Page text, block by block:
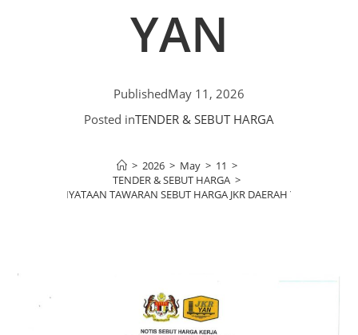
YAN
PublishedMay 11, 2026
Posted inTENDER & SEBUT HARGA
> 2026 > May > 11 >
TENDER & SEBUT HARGA >
KENYATAAN TAWARAN SEBUT HARGA JKR DAERAH YAN